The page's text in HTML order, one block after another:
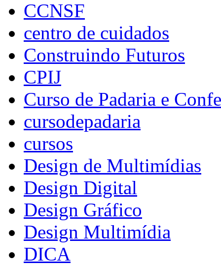
CCNSF
centro de cuidados
Construindo Futuros
CPIJ
Curso de Padaria e
cursodepadaria
cursos
Design de Multimídias
Design Digital
Design Gráfico
Design Multimídia
DICA